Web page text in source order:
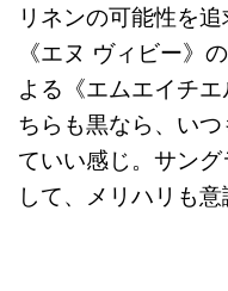
リネンの可能性を
《エヌ ヴィビー》
よる《エムエイチ
ちらも黒なら、い
ていい感じ。サン
して、メリハリも意